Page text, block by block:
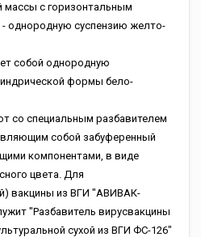
массы с горизонтальным
- однородную суспензию желто-
собой однородную
формы бело-
со специальным разбавителем
собой забуференный
компонентами, в виде
цвета. Для
вакцины из ВГИ "АВИВАК-
"Разбавитель вирусвакцины
сухой из ВГИ ФС-126"